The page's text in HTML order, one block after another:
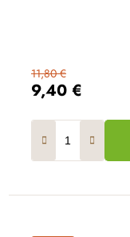
9,40 €
11,80 €